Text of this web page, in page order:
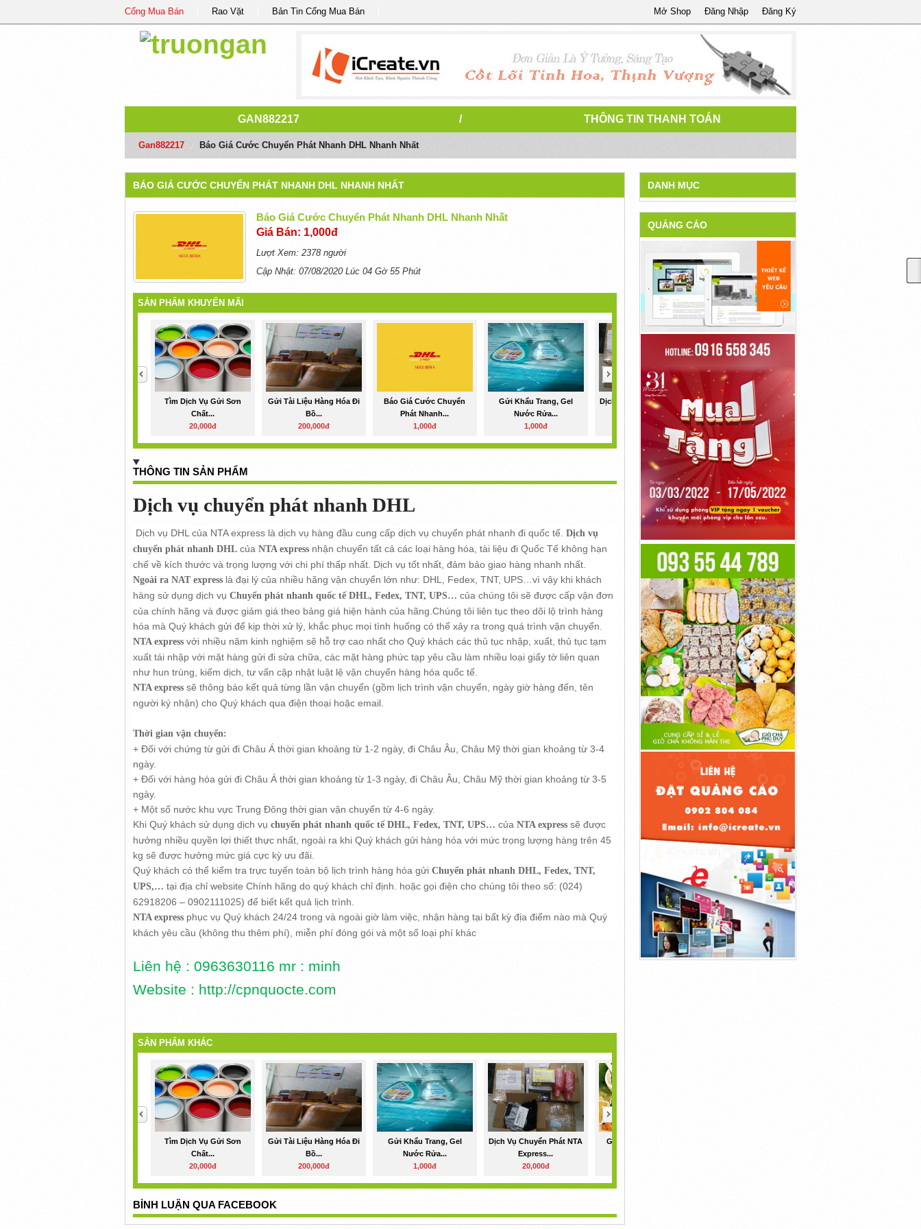
Cổng Mua Bán Rao Vặt Bản Tin Cổng Mua Bán Đăng Ký
Đăng Nhập
Mở Shop
GAN882217 / THÔNG TIN THANH TOÁN
Gan882217 Báo Giá Cước Chuyển Phát Nhanh DHL Nhanh Nhất
BÁO GIÁ CƯỚC CHUYỂN PHÁT NHANH DHL NHANH NHẤT
Báo Giá Cước Chuyển Phát Nhanh DHL Nhanh Nhất
Giá Bán: 1,000đ
Lượt Xem: 2378 người
Cập Nhật: 07/08/2020 Lúc 04 Gờ 55 Phút
SẢN PHẨM KHUYẾN MÃI
Tìm Dịch Vụ Gửi Sơn
Chất...
20,000đ
Gửi Tài Liệu Hàng Hóa Đi
Bồ...
200,000đ
Báo Giá Cước Chuyển
Phát Nhanh...
1,000đ
Gửi Khẩu Trang, Gel
Nước Rửa...
1,000đ
Dịch Vụ Chuyển Phát NTA
Express...
20,000đ
Gửi Thuốc Tây Đi Mỹ (
USA)
20,000đ
>
THÔNG TIN SẢN PHẨM
Dịch vụ chuyển phát nhanh DHL
Dịch vụ DHL của NTA express là dịch vụ hàng đầu cung cấp dịch vụ chuyển phát nhanh đi quốc tế. Dịch vụ
chuyển phát nhanh DHLcủa NTA expressnhận chuyển tất cả các loại hàng hóa, tài liệu đi Quốc Tế không hạn
chế về kích thước và trọng lượng với chi phí thấp nhất. Dịch vụ tốt nhất, đảm bảo giao hàng nhanh nhất.
Ngoài ra NAT express là đại lý của nhiều hãng vận chuyển lớn như: DHL, Fedex, TNT, UPS…vì vậy khi khách
hàng sử dụng dịch vụ Chuyển phát nhanh quốc tế DHL, Fedex, TNT, UPS… của chúng tôi sẽ được cấp vận đơn
của chính hãng và được giảm giá theo bảng giá hiện hành của hãng.Chúng tôi liên tục theo dõi lộ trình hàng
hóa mà Quý khách gửi để kịp thời xử lý, khắc phục mọi tình huống có thể xảy ra trong quá trình vận chuyển.
NTA expressvới nhiều năm kinh nghiệm sẽ hỗ trợ cao nhất cho Quý khách các thủ tục nhập, xuất, thủ tục tạm
xuất tái nhập với mặt hàng gửi đi sửa chữa, các mặt hàng phức tạp yêu cầu làm nhiều loại giấy tờ liên quan
như hun trùng, kiểm dịch, tư vấn cập nhật luật lệ vận chuyển hàng hóa quốc tế.
NTA expresssẽ thông báo kết quả từng lần vận chuyển (gồm lịch trình vận chuyển, ngày giờ hàng đến, tên
người ký nhận) cho Quý khách qua điện thoại hoặc email.
Thời gian vận chuyển:
+ Đối với chứng từ gửi đi Châu Á thời gian khoảng từ 1-2 ngày, đi Châu Âu, Châu Mỹ thời gian khoảng từ 3-4
ngày.
+ Đối với hàng hóa gửi đi Châu Á thời gian khoảng từ 1-3 ngày, đi Châu Âu, Châu Mỹ thời gian khoảng từ 3-5
ngày.
+ Một số nước khu vực Trung Đông thời gian vận chuyển từ 4-6 ngày.
Khi Quý khách sử dụng dịch vụ chuyển phát nhanh quốc tế DHL, Fedex, TNT, UPS… của NTA expresssẽ được
hưởng nhiều quyền lợi thiết thực nhất, ngoài ra khi Quý khách gửi hàng hóa với mức trọng lượng hàng trên 45
kg sẽ được hưởng mức giá cực kỳ ưu đãi.
Quý khách có thể kiểm tra trực tuyến toàn bộ lịch trình hàng hóa gửi Chuyển phát nhanh DHL, Fedex, TNT,
UPS,… tại địa chỉ website Chính hãng do quý khách chỉ định. hoặc gọi điện cho chúng tôi theo số: (024)
62918206 – 0902111025) để biết kết quả lịch trình.
NTA expressphục vụ Quý khách 24/24 trong và ngoài giờ làm việc, nhận hàng tại bất kỳ địa điểm nào mà Quý
khách yêu cầu (không thu thêm phí), miễn phí đóng gói và một số loại phí khác
Liên hệ : 0963630116 mr : minh
Website : http://cpnquocte.com
SẢN PHẨM KHÁC
Tìm Dịch Vụ Gửi Sơn
Chất...
20,000đ
Gửi Tài Liệu Hàng Hóa Đi
Bồ...
200,000đ
Gửi Khẩu Trang, Gel
Nước Rửa...
1,000đ
Dịch Vụ Chuyển Phát NTA
Express...
20,000đ
Gửi Thuốc Tây Đi Mỹ (
BÌNH LUẬN QUA FACEBOOK
DANH MỤC
QUẢNG CÁO